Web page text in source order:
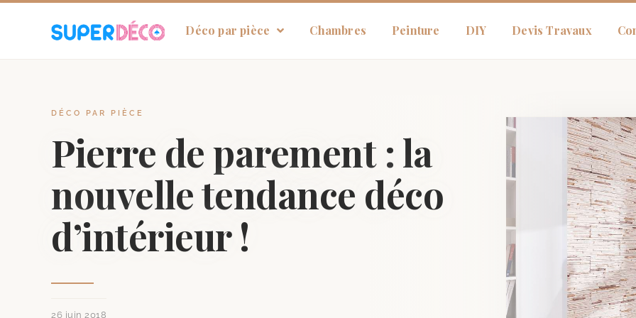
Déco par pièce Chambres Peinture DIY Devis Travaux
DÉCO PAR PIÈCE
Pierre de parement : la
nouvelle tendance déco
d’intérieur !
26 juin 2018